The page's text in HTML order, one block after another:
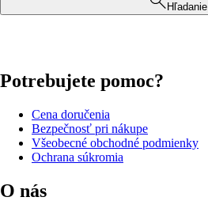
Hľadanie
Potrebujete pomoc?
Cena doručenia
Bezpečnosť pri nákupe
Všeobecné obchodné podmienky
Ochrana súkromia
O nás